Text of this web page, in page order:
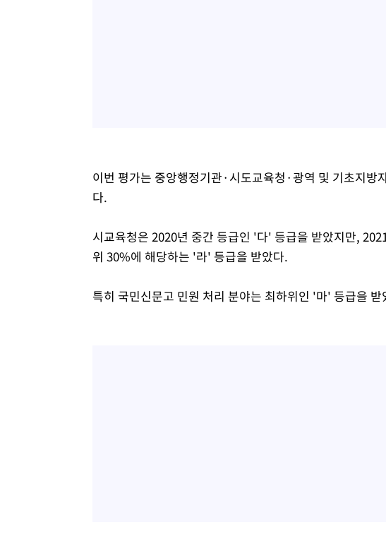
이번 평가는 중앙행정기관·시도교육청·광역 및 기초지방
다.
시교육청은 2020년 중간 등급인 '다' 등급을 받았지만,
위 30%에 해당하는 '라' 등급을 받았다.
특히 국민신문고 민원 처리 분야는 최하위인 '마' 등급을 받